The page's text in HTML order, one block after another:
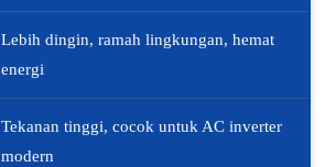
Lebih dingin, ramah lingkungan, hemat
energi
Tekanan tinggi, cocok untuk AC inverter
modern